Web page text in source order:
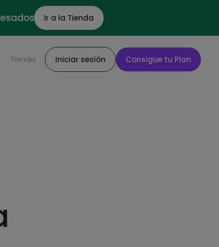
Ir a la Tienda
Tienda Iniciar sesión Consigue tu Plan